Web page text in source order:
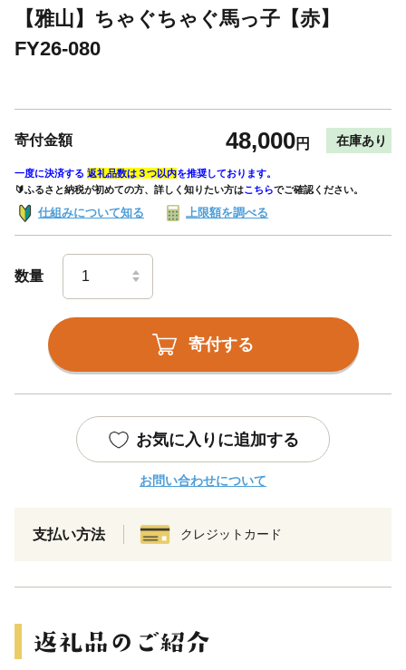
【雅山】ちゃぐちゃぐ馬っ子【赤】
FY26-080
寄付金額 48,000円 在庫あり
一度に決済する 返礼品数は３つ以内を推奨しております。
🔰ふるさと納税が初めての方、詳しく知りたい方はこちらでご確認ください。
仕組みについて知る 上限額を調べる
数量
寄付する
お気に入りに追加する
お問い合わせについて
支払い方法 クレジットカード